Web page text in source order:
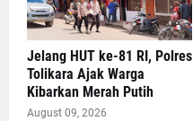
Jelang HUT ke-81 RI, Polres
Tolikara Ajak Warga
Kibarkan Merah Putih
August 09, 2026